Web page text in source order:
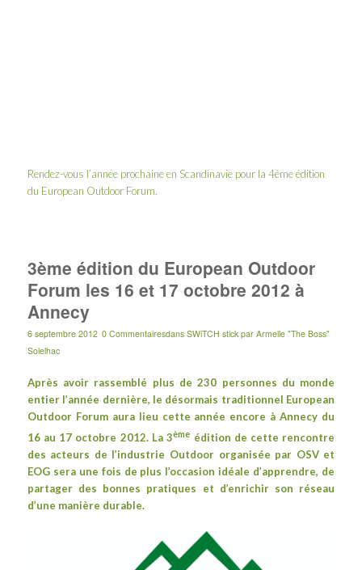
Rendez-vous l’année prochaine en Scandinavie pour la 4ème édition
du European Outdoor Forum.
3ème édition du European Outdoor
Forum les 16 et 17 octobre 2012 à
Annecy
6 septembre 2012 0 Commentairesdans SWiTCH stick par Armelle "The Boss"
Solelhac
Après avoir rassemblé plus de 230 personnes du monde
entier l’année dernière, le désormais traditionnel European
Outdoor Forum aura lieu cette année encore à Annecy du
16 au 17 octobre 2012. La 3ème édition de cette rencontre
des acteurs de l’industrie Outdoor organisée par OSVet
EOGsera une fois de plus l’occasion idéale d’apprendre, de
partager des bonnes pratiques et d’enrichir son réseau
d’une manière durable.